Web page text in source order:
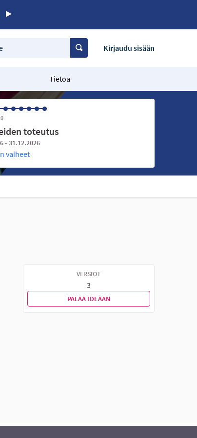
Kirjaudu sisään
Tietoa
toteutus
- 31.12.2026
vaiheet
VERSIOT
3
PALAA IDEAAN